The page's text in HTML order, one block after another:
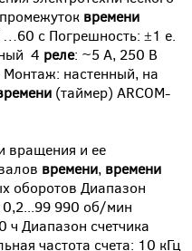
времени
c Погрешность: ±1 e.
4 реле: ~5 А, 250 В
Монтаж: настенный, на
(таймер) ARCOM-
вращения и ее
времени, времени
оборотов Диапазон
0,2...99 990 об/мин
ч Диапазон счетчика
частота счета: 10 кГц